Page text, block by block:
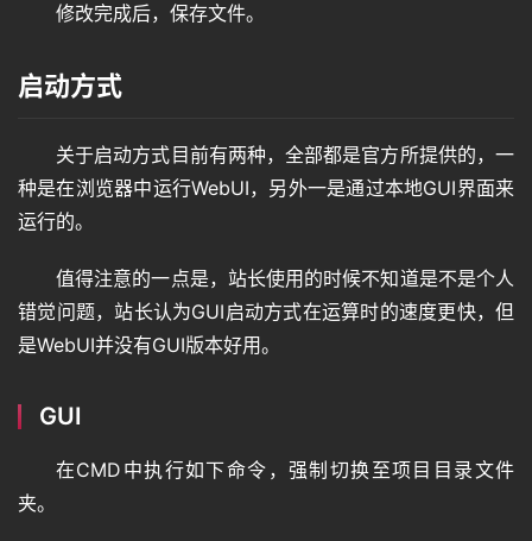
修改完成后，保存文件。
启动方式
关于启动方式目前有两种，全部都是官方所提供的，一
种是在浏览器中运行WebUI，另外一是通过本地GUI界面来
运行的。
值得注意的一点是，站长使用的时候不知道是不是个人
错觉问题，站长认为GUI启动方式在运算时的速度更快，但
是WebUI并没有GUI版本好用。
GUI
在CMD中执行如下命令，强制切换至项目目录文件
夹。